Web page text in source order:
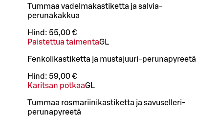
Tummaa vadelmakastiketta ja salvia-
perunakakkua
Hind: 55,00 €
Paistettua taimentaGL
Fenkolikastiketta ja mustajuuri-perunapyreetä
Hind: 59,00 €
Karitsan potkaaGL
Tummaa rosmariinikastiketta ja savuselleri-
perunapyreetä